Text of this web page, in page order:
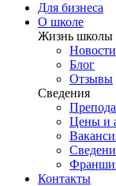
Для бизнеса
О школе
Жизнь школы
Новости
Блог
Отзывы
Сведения
Цены и
Контакты